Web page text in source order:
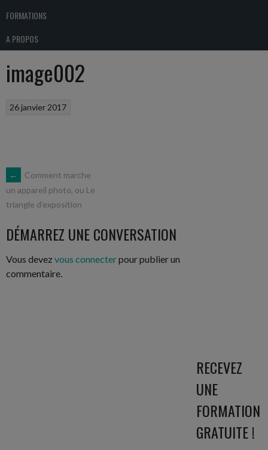
FORMATIONS
A PROPOS
image002
26 janvier 2017
NAVIGATION
DES
ARTICLES
←
Comment marche
un appareil photo, ou Le
triangle d’exposition
DÉMARREZ UNE CONVERSATION
Vous devez vous connecterpour publier un
commentaire.
RECEVEZ
UNE
FORMATION
GRATUITE !